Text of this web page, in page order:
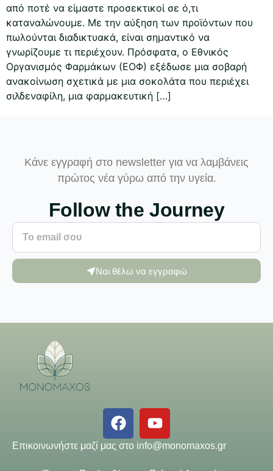
από ποτέ να είμαστε προσεκτικοί σε ό,τι
καταναλώνουμε. Με την αύξηση των προϊόντων που
πωλούνται διαδικτυακά, είναι σημαντικό να
γνωρίζουμε τι περιέχουν. Πρόσφατα, ο Εθνικός
Οργανισμός Φαρμάκων (ΕΟΦ) εξέδωσε μια σοβαρή
ανακοίνωση σχετικά με μια σοκολάτα που περιέχει
σιλδεναφίλη, μια φαρμακευτική […]
Κάνε εγγραφή στο newsletter για να λαμβάνεις
πρώτος νέα γύρω από την υγεία.
Follow the Journey
Ναι θέλω να εγγραφώ
Επικοινωνήστε μαζί μας στο info@monomaxos.gr